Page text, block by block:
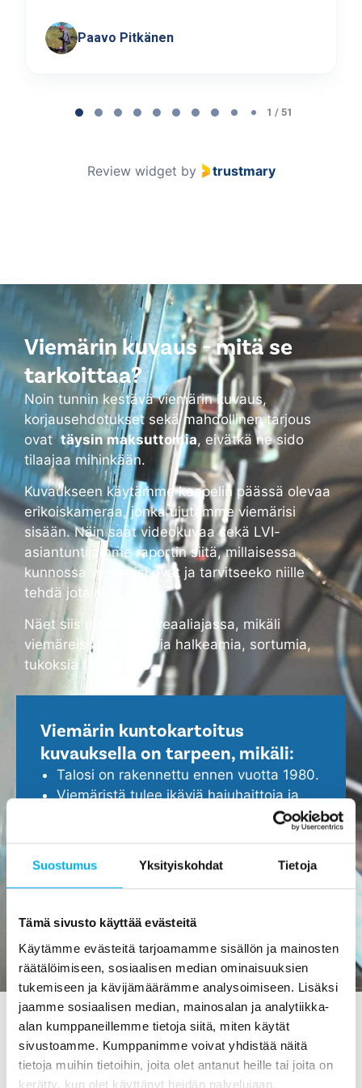
Suostumus Yksityiskohdat Tietoja
Tämä sivusto käyttää evästeitä
Käytämme evästeitä tarjoamamme sisällön ja mainosten
räätälöimiseen, sosiaalisen median ominaisuuksien
tukemiseen ja kävijämäärämme analysoimiseen. Lisäksi
jaamme sosiaalisen median, mainosalan ja analytiikka-
alan kumppaneillemme tietoja siitä, miten käytät
sivustoamme. Kumppanimme voivat yhdistää näitä
tietoja muihin tietoihin, joita olet antanut heille tai joita on
kerätty, kun olet käyttänyt heidän palvelujaan.
Paavo Pitkänen
1 / 51
Review widget by trustmary
Viemärin kuvaus - mitä se
tarkoittaa?
Noin tunnin kestävä viemärin kuvaus,
korjausehdotukset sekä mahdollinen tarjous
ovat täysin maksuttomia, eivätkä ne sido
tilaajaa mihinkään.
Kuvaukseen käytämme kaapelin päässä olevaa
erikoiskameraa, jonka ujutamme viemärisi
sisään. Näin saat videokuvaa sekä LVI-
asiantuntijamme raportin siitä, millaisessa
kunnossa viemärisi ovat ja tarvitseeko niille
tehdä jotain.
Näet siis monitorilta reaaliajassa, mikäli
viemäreissä on alkavia halkeamia, sortumia,
tukoksia tai vuotoja.
Viemärin kuntokartoitus
kuvauksella on tarpeen, mikäli:
Talosi on rakennettu ennen vuotta 1980.
Viemäristä tulee ikäviä hajuhaittoja ja
Haluat ennakoida ja turvata kotisi
ilmenemistä.
Viemärin kuvaus Ilomantsissa